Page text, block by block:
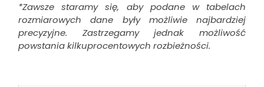
*Zawsze staramy się, aby podane w tabelach
rozmiarowych dane były możliwie najbardziej
precyzyjne. Zastrzegamy jednak możliwość
powstania kilkuprocentowych rozbieżności.